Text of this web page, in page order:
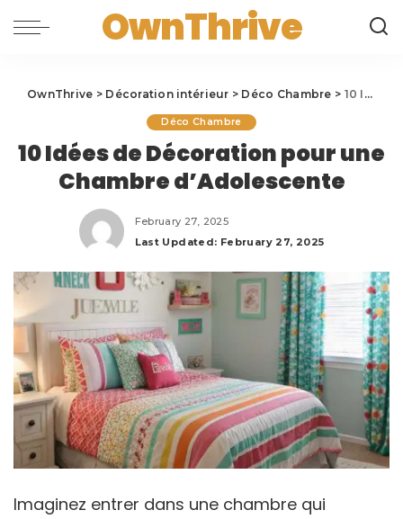
OwnThrive
OwnThrive > Décoration intérieur > Déco Chambre > 10 Idées de Décoration pour une Chambre d’Adolescente
Déco Chambre
10 Idées de Décoration pour une
Chambre d’Adolescente
February 27, 2025
Last Updated: February 27, 2025
Imaginez entrer dans une chambre qui